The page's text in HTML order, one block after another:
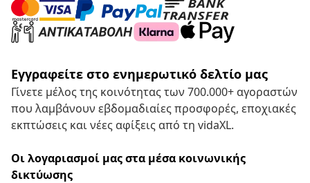
Εγγραφείτε στο ενημερωτικό δελτίο μας
Γίνετε μέλος της κοινότητας των 700.000+ αγοραστών
που λαμβάνουν εβδομαδιαίες προσφορές, εποχιακές
εκπτώσεις και νέες αφίξεις από τη vidaXL.
Οι λογαριασμοί μας στα μέσα κοινωνικής
δικτύωσης